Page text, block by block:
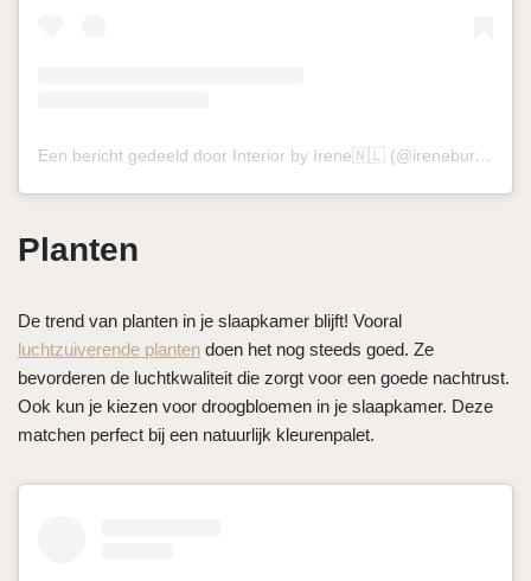
Een bericht gedeeld door Interior by Irene🇳🇱 (@ireneburg7)
Planten
De trend van planten in je slaapkamer blijft! Vooral
luchtzuiverende planten doen het nog steeds goed. Ze
bevorderen de luchtkwaliteit die zorgt voor een goede nachtrust.
Ook kun je kiezen voor droogbloemen in je slaapkamer. Deze
matchen perfect bij een natuurlijk kleurenpalet.